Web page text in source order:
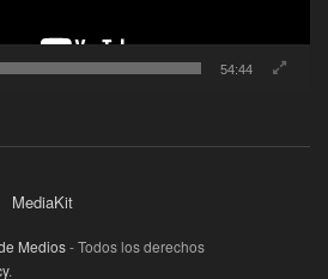
54:44
MediaKit
Medios- Todos los derechos
.